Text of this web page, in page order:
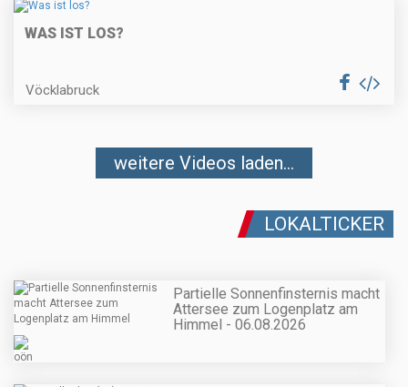
WAS IST LOS?
Vöcklabruck
weitere Videos laden...
LOKALTICKER
Partielle Sonnenfinsternis macht
Attersee zum Logenplatz am
Himmel - 06.08.2026